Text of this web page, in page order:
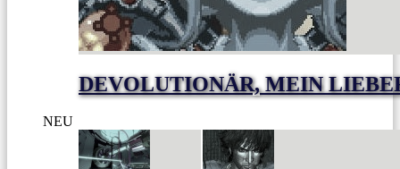
DEVOLUTIONÄR, MEIN
NEU